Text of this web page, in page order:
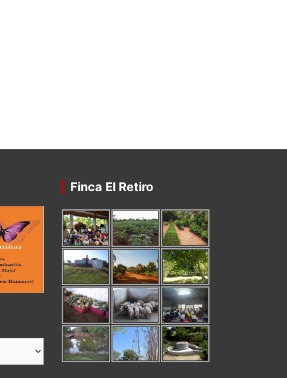
Finca El Retiro